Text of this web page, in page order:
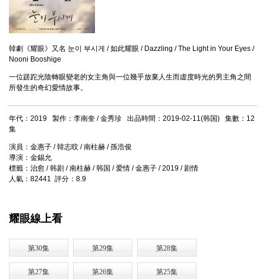
韓劇《耀眼》又名 눈이 부시게 / 如此耀眼 / Dazzling / The Light in Your Eyes /
Nooni Booshige
一位蹉跎光陰轉眼變老的女主角與一位幾乎放棄人生而虛度時光的男主角之間
所發生的奇幻愛情故事。
年代：2019 製作：李南奎 / 金秀珍 出品時間：2019-02-11(韩国) 集數：12
集
演員：金惠子 / 韓志旼 / 南柱赫 / 孫浩俊
導演：金錫允
標籤：治愈 / 韩剧 / 南柱赫 / 韩国 / 爱情 / 金惠子 / 2019 / 剧情
人氣：82441 評分：8.9
耀眼線上看
第30集 第29集 第28集
第27集 第26集 第25集